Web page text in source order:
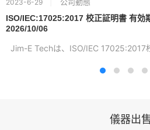
2023-6-29
ISO/IEC:17025:2017 校正証明書 有効
2026/10/06
儀器出